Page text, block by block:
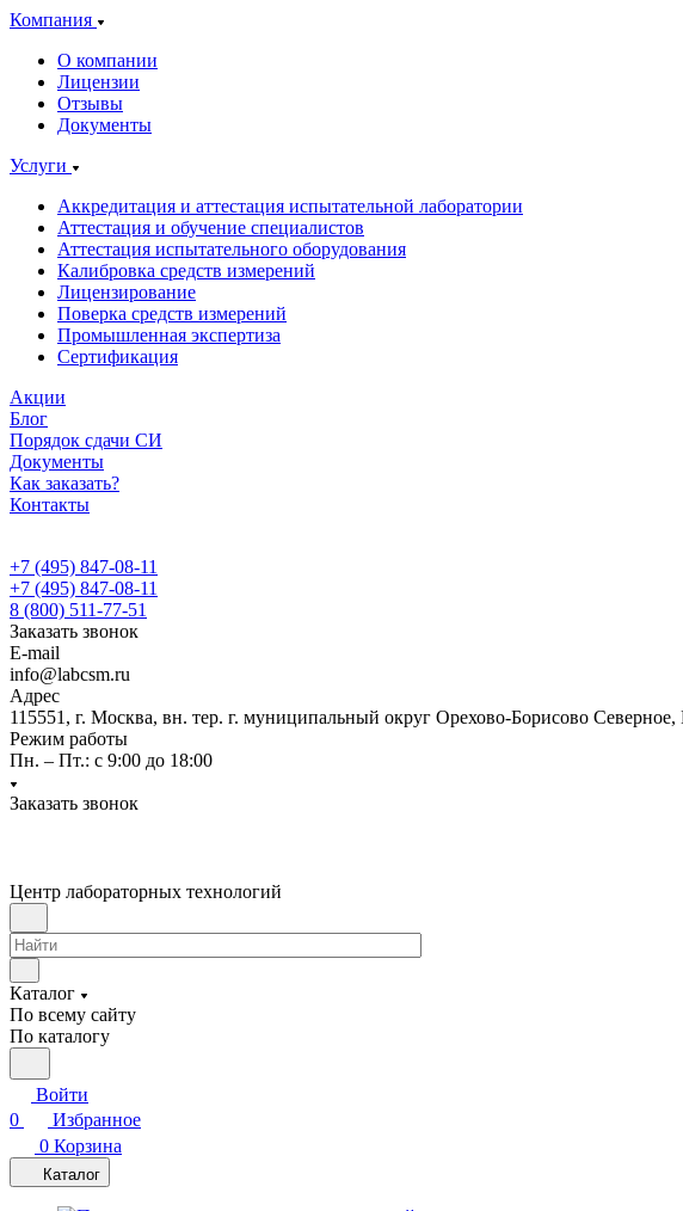
Компания
О компании
Лицензии
Отзывы
Документы
Услуги
Аккредитация и аттестация испытательной лаборатории
Аттестация и обучение специалистов
Аттестация испытательного оборудования
Калибровка средств измерений
Лицензирование
Поверка средств измерений
Промышленная экспертиза
Сертификация
Акции
Блог
Порядок сдачи СИ
Документы
Как заказать?
Контакты
+7 (495) 847-08-11
+7 (495) 847-08-11
8 (800) 511-77-51
Заказать звонок
E-mail
info@labcsm.ru
Адрес
115551, г. Москва, вн. тер. г. муниципальный округ Орехово-Борисово
Режим работы
Пн. – Пт.: с 9:00 до 18:00
Заказать звонок
Центр лабораторных технологий
Каталог
По всему сайту
По каталогу
Войти
0
Избранное
0 Корзина
Каталог